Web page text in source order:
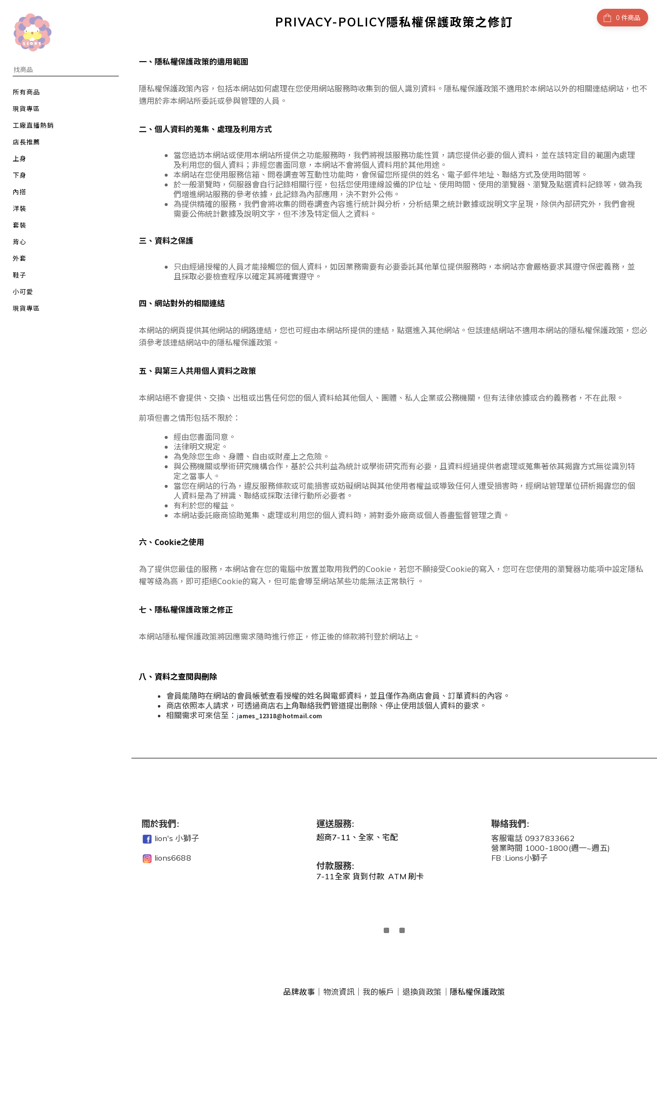
所有商品
現貨專區
工廠直播熱銷
店長推薦
上身
下身
內搭
洋裝
套裝
背心
外套
鞋子
小可愛
現貨專區
件商品
PRIVACY-POLICY隱私權保護政策之修訂
一、隱私權保護政策的適用範圍
隱私權保護政策內容，包括本網站如何處理在您使用網站服務時收集到的個人識別資料。隱私權保護政策不適用於本網站以外的相關連結網站，也不
適用於非本網站所委託或參與管理的人員。
二、個人資料的蒐集、處理及利用方式
當您造訪本網站或使用本網站所提供之功能服務時，我們將視該服務功能性質，請您提供必要的個人資料，並在該特定目的範圍內處理
及利用您的個人資料；非經您書面同意，本網站不會將個人資料用於其他用途。
本網站在您使用服務信箱、問卷調查等互動性功能時，會保留您所提供的姓名、電子郵件地址、聯絡方式及使用時間等。
於一般瀏覽時，伺服器會自行記錄相關行徑，包括您使用連線設備的IP位址、使用時間、使用的瀏覽器、瀏覽及點選資料記錄等，做為我
們增進網站服務的參考依據，此記錄為內部應用，決不對外公佈。
為提供精確的服務，我們會將收集的問卷調查內容進行統計與分析，分析結果之統計數據或說明文字呈現，除供內部研究外，我們會視
需要公佈統計數據及說明文字，但不涉及特定個人之資料。
三、資料之保護
只由經過授權的人員才能接觸您的個人資料，如因業務需要有必要委託其他單位提供服務時，本網站亦會嚴格要求其遵守保密義務，並
且採取必要檢查程序以確定其將確實遵守。
四、網站對外的相關連結
本網站的網頁提供其他網站的網路連結，您也可經由本網站所提供的連結，點選進入其他網站。但該連結網站不適用本網站的隱私權保護政策，您必
須參考該連結網站中的隱私權保護政策。
五、與第三人共用個人資料之政策
本網站絕不會提供、交換、出租或出售任何您的個人資料給其他個人、團體、私人企業或公務機關，但有法律依據或合約義務者，不在此限。
前項但書之情形包括不限於：
經由您書面同意。
法律明文規定。
為免除您生命、身體、自由或財產上之危險。
與公務機關或學術研究機構合作，基於公共利益為統計或學術研究而有必要，且資料經過提供者處理或蒐集著依其揭露方式無從識別特
定之當事人。
當您在網站的行為，違反服務條款或可能損害或妨礙網站與其他使用者權益或導致任何人遭受損害時，經網站管理單位研析揭露您的個
人資料是為了辨識、聯絡或採取法律行動所必要者。
有利於您的權益。
本網站委託廠商協助蒐集、處理或利用您的個人資料時，將對委外廠商或個人善盡監督管理之責。
六、Cookie之使用
為了提供您最佳的服務，本網站會在您的電腦中放置並取用我們的Cookie，若您不願接受Cookie的寫入，您可在您使用的瀏覽器功能項中設定隱私
權等級為高，即可拒絕Cookie的寫入，但可能會導至網站某些功能無法正常執行 。
七、隱私權保護政策之修正
本網站隱私權保護政策將因應需求隨時進行修正，修正後的條款將刊登於網站上。
八、資料之查閱與刪除
會員能隨時在網站的會員帳號查看授權的姓名與電郵資料，並且僅作為商店會員、訂單資料的內容。
商店依照本人請求，可透過商店右上角聯絡我們管道提出刪除、停止使用該個人資料的要求。
相關需求可來信至： james_12318@hotmail.com
關於我們:
lion's 小獅子
lions6688
運送服務:
超商7-11、全家、宅配
付款服務:
7-11全家 貨到付款 ATM 刷卡
聯絡我們:
客服電話 0937833662
營業時間 1000-1800(週一~週五)
FB :Lions小獅子
品牌故事 物流資訊 我的帳戶 退換貨政策 隱私權保護政策